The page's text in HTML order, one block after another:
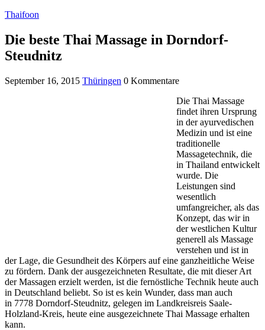
Thaifoon
Die beste Thai Massage in Dorndorf-
Steudnitz
September 16, 2015 Thüringen 0 Kommentare
Die Thai Massage
findet ihren Ursprung
in der ayurvedischen
Medizin und ist eine
traditionelle
Massagetechnik, die
in Thailand entwickelt
wurde. Die
Leistungen sind
wesentlich
umfangreicher, als das
Konzept, das wir in
der westlichen Kultur
generell als Massage
verstehen und ist in
der Lage, die Gesundheit des Körpers auf eine ganzheitliche Weise
zu fördern. Dank der ausgezeichneten Resultate, die mit dieser Art
der Massagen erzielt werden, ist die fernöstliche Technik heute auch
in Deutschland beliebt. So ist es kein Wunder, dass man auch
in 7778 Dorndorf-Steudnitz, gelegen im Landkreisreis Saale-
Holzland-Kreis, heute eine ausgezeichnete Thai Massage erhalten
kann.